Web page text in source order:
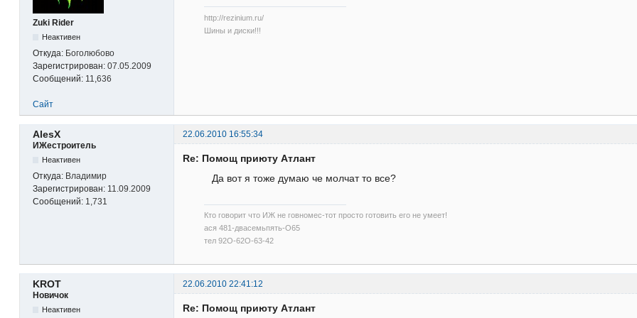
Zuki Rider
Неактивен
Откуда: Боголюбово
Зарегистрирован: 07.05.2009
Сообщений: 11,636
http://rezinium.ru/
Шины и диски!!!
Сайт
AlesX
22.06.2010 16:55:34
ИЖестроитель
Неактивен
Откуда: Владимир
Зарегистрирован: 11.09.2009
Сообщений: 1,731
Re: Помощ приюту Атлант
Да вот я тоже думаю че молчат то все?
Кто говорит что ИЖ не говномес-тот просто готовить его не умеет!
ася 481-двасемьпять-О65
тел 92О-62О-63-42
KROT
22.06.2010 22:41:12
Новичок
Неактивен Re: Помощ приюту Атлант